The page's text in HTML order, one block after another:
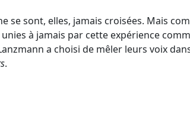
se sont, elles, jamais croisées. Mais
à jamais par cette expérience
a choisi de mêler leurs voix
.